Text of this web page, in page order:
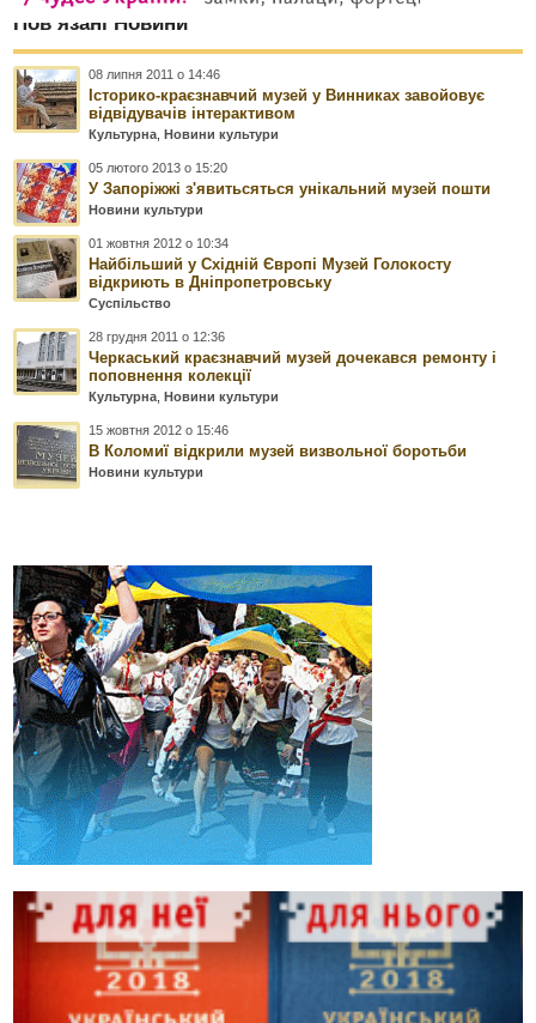
Пов’язані Новини
08 липня 2011 о 14:46
Історико-краєзнавчий музей у Винниках завойовує
відвідувачів інтерактивом
Культурна ,Новини культури
05 лютого 2013 о 15:20
У Запоріжжі з'явитьсяться унікальний музей пошти
Новини культури
01 жовтня 2012 о 10:34
Найбільший у Східній Європі Музей Голокосту
відкриють в Дніпропетровську
Суспільство
28 грудня 2011 о 12:36
Черкаський краєзнавчий музей дочекався ремонту і
поповнення колекції
Культурна ,Новини культури
15 жовтня 2012 о 15:46
В Коломиї відкрили музей визвольної боротьби
Новини культури